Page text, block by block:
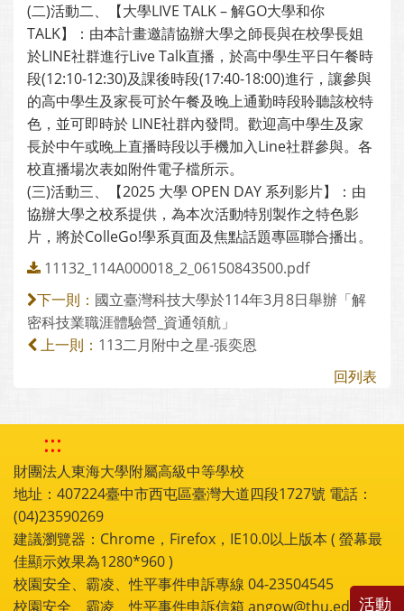
(二)活動二、【大學LIVE TALK – 解GO大學和你
TALK】：由本計畫邀請協辦大學之師長與在校學長姐
於LINE社群進行Live Talk直播，於高中學生平日午餐時
段(12:10-12:30)及課後時段(17:40-18:00)進行，讓參與
的高中學生及家長可於午餐及晚上通勤時段聆聽該校特
色，並可即時於 LINE社群內發問。歡迎高中學生及家
長於中午或晚上直播時段以手機加入Line社群參與。各
校直播場次表如附件電子檔所示。
(三)活動三、【2025 大學 OPEN DAY 系列影片】：由
協辦大學之校系提供，為本次活動特別製作之特色影
片，將於ColleGo!學系頁面及焦點話題專區聯合播出。
11132_114A000018_2_06150843500.pdf
下一則： 國立臺灣科技大學於114年3月8日舉辦「解
密科技業職涯體驗營_資通領航」
上一則： 113二月附中之星-張奕恩
回列表
:::
財團法人東海大學附屬高級中等學校
地址：407224臺中市西屯區臺灣大道四段1727號 電話：
(04)23590269
建議瀏覽器：Chrome，Firefox，IE10.0以上版本 ( 螢幕最
佳顯示效果為1280*960 )
校園安全、霸凌、性平事件申訴專線 04-23504545
校園安全、霸凌、性平事件申訴信箱 angow@thu.edu.tw
活動